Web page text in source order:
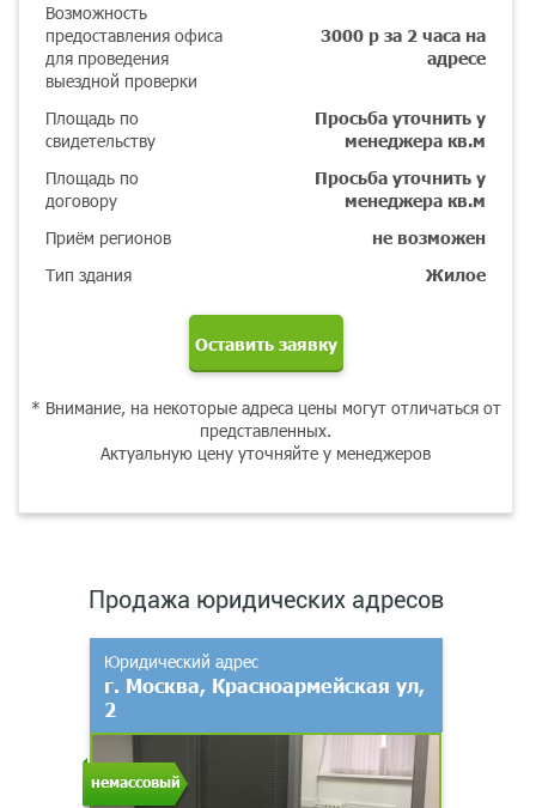
Возможность
предоставления офиса
для проведения
выездной проверки
3000 р за 2 часа на
адресе
Площадь по
свидетельству
Просьба уточнить у
менеджера кв.м
Площадь по
договору
Просьба уточнить у
менеджера кв.м
Приём регионов не возможен
Тип здания Жилое
Оставить заявку
* Внимание, на некоторые адреса цены могут отличаться от
представленных.
Актуальную цену уточняйте у менеджеров
Продажа юридических адресов
немассовый
Юридический адрес
г. Москва, Красноармейская ул,
2